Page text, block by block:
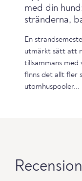
med din
stränderna,
En
utmärkt sätt att
tillsammans
finns det allt fler
utomhuspooler...